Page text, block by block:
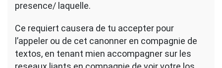
presence/ laquelle.
Ce requiert causera de tu accepter pour
l’appeler ou de cet canonner en compagnie de
textos, en tenant mien accompagner sur les